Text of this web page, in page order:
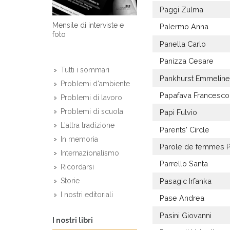
Mensile di interviste e
foto
Tutti i sommari
Problemi d'ambiente
Problemi di lavoro
Problemi di scuola
L'altra tradizione
In memoria
Internazionalismo
Ricordarsi
Storie
I nostri editoriali
I nostri libri
Paggi Zulma
Palermo Anna
Panella Carlo
Panizza Cesare
Pankhurst Emmeline
Papafava Francesco
Papi Fulvio
Parents' Circle
Parole de femmes
Parrello Santa
Pasagic Irfanka
Pase Andrea
Pasini Giovanni